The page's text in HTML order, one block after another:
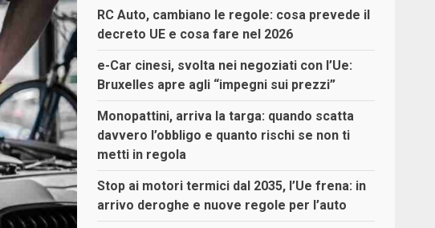
RC Auto, cambiano le regole: cosa prevede il
decreto UE e cosa fare nel 2026
e-Car cinesi, svolta nei negoziati con l’Ue:
Bruxelles apre agli “impegni sui prezzi”
Monopattini, arriva la targa: quando scatta
davvero l’obbligo e quanto rischi se non ti
metti in regola
Stop ai motori termici dal 2035, l’Ue frena: in
arrivo deroghe e nuove regole per l’auto